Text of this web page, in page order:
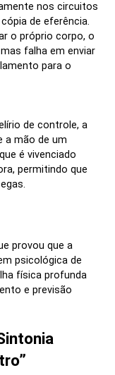
nos circuitos
de eferência.
o próprio corpo, o
falha em enviar
para o
de controle, a
a mão de um
é vivenciado
permitindo que
provou que a
psicológica de
física profunda
e previsão